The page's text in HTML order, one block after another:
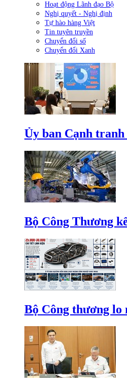
Hoạt động Lãnh đạo Bộ
Nghị quyết - Nghị định
Tự hào hàng Việt
Tin tuyên truyền
Chuyển đổi số
Chuyển đổi Xanh
Ủy ban Cạnh
Bộ Công Thương
Bộ Công thương lo